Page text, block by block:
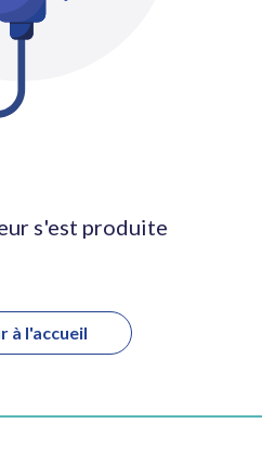
s'est produite
à l'accueil